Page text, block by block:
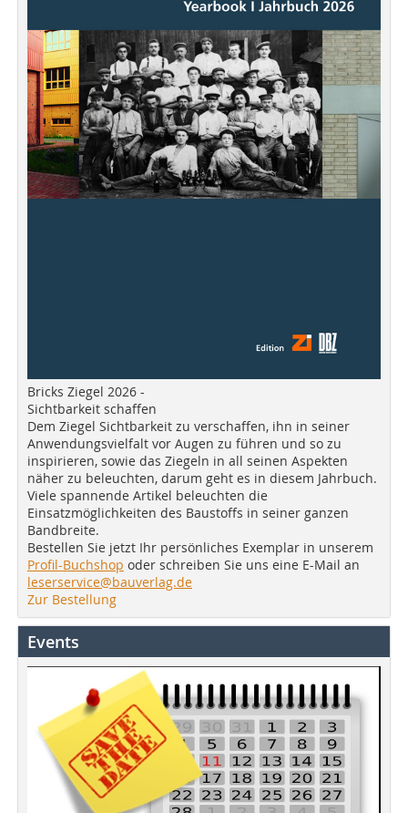
Bricks Ziegel 2026 -
Sichtbarkeit schaffen
Dem Ziegel Sichtbarkeit zu verschaffen, ihn in seiner
Anwendungsvielfalt vor Augen zu führen und so zu
inspirieren, sowie das Ziegeln in all seinen Aspekten
näher zu beleuchten, darum geht es in diesem Jahrbuch.
Viele spannende Artikel beleuchten die
Einsatzmöglichkeiten des Baustoffs in seiner ganzen
Bandbreite.
Bestellen Sie jetzt Ihr persönliches Exemplar in unserem
Profil-Buchshop oder schreiben Sie uns eine E-Mail an
leserservice@bauverlag.de
Zur Bestellung
Events